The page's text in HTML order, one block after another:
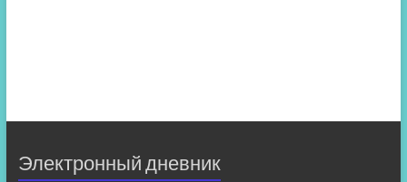
Электронный дневник